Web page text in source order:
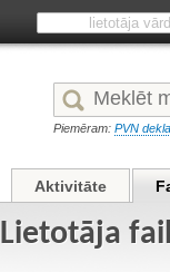
Piemēram: PVN
Aktivitāte
Lietotāja